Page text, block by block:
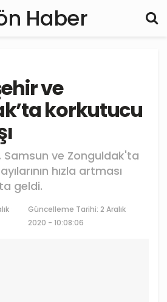
ve
korkutucu
Samsun ve Zonguldak'ta
hızla artması
geldi.
Güncelleme Tarihi: 2 Aralık
2020 - 10:08:06